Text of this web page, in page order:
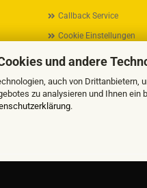
und andere
auch von
zu analysieren und Ihnen
.
Callback Service
Cookie Einstellungen